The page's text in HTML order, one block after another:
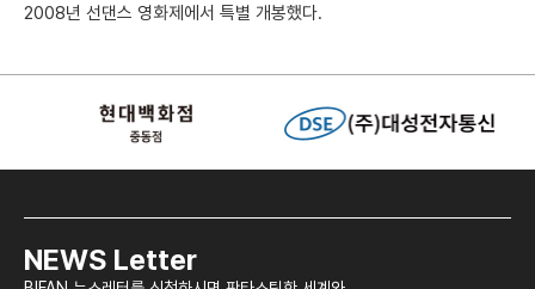
2008년 선댄스 영화제에서 특별 개봉했다.
NEWS Letter